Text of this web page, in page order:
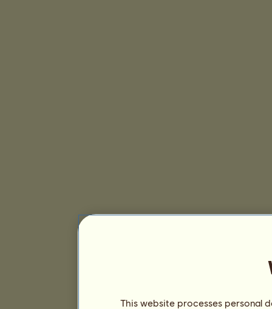
This website processes personal